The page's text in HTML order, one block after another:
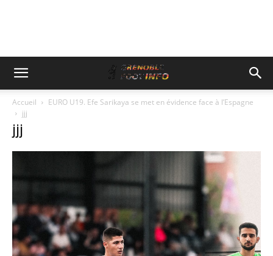
Accueil
EURO U19. Efe Sarikaya se met en évidence face à l’Espagne
jjj
jjj